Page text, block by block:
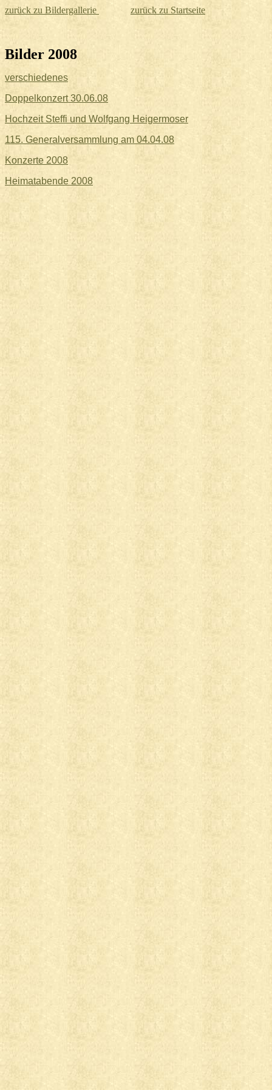
zurück zu Bildergallerie zurück zu Startseite
Bilder 2008
verschiedenes
Doppelkonzert 30.06.08
Hochzeit Steffi und Wolfgang Heigermoser
115. Generalversammlung am 04.04.08
Konzerte 2008
Heimatabende 2008